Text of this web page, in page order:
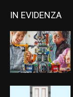
IN EVIDENZA